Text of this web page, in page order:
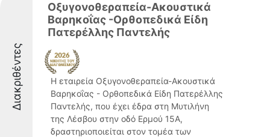
Διακριθέντες
Οξυγονοθεραπεία-Ακουστικά
Βαρηκοΐας -Ορθοπεδικά Είδη
Πατερέλλης Παντελής
Η εταιρεία Οξυγονοθεραπεία-Ακουστικά
Βαρηκοΐας - Ορθοπεδικά Είδη Πατερέλλης
Παντελής, που έχει έδρα στη Μυτιλήνη
της Λέσβου στην οδό Ερμού 15Α,
δραστηριοποιείται στον τομέα των